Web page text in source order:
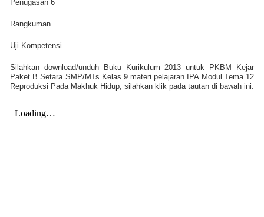
Penugasan 6
Rangkuman
Uji Kompetensi
Silahkan download/unduh Buku Kurikulum 2013 untuk PKBM Kejar
Paket B Setara SMP/MTs Kelas 9 materi pelajaran IPA Modul Tema 12
Reproduksi Pada Makhuk Hidup, silahkan klik pada tautan di bawah ini: